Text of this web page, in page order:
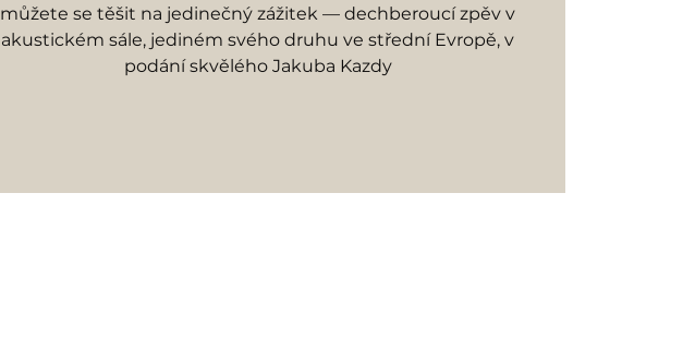
můžete se těšit na jedinečný zážitek — dechberoucí zpěv v
akustickém sále, jediném svého druhu ve střední Evropě, v
podání skvělého Jakuba Kazdy